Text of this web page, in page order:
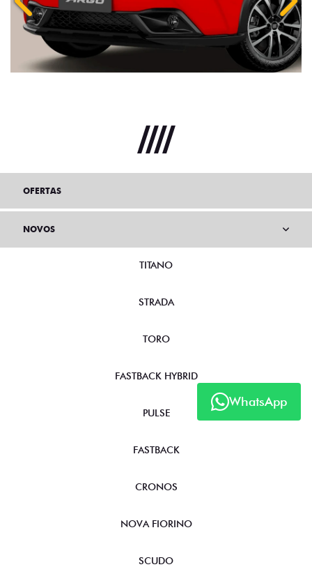
Anterior
WhatsApp
OFERTAS
NOVOS
TITANO
STRADA
TORO
FASTBACK HYBRID
PULSE
FASTBACK
CRONOS
NOVA FIORINO
SCUDO